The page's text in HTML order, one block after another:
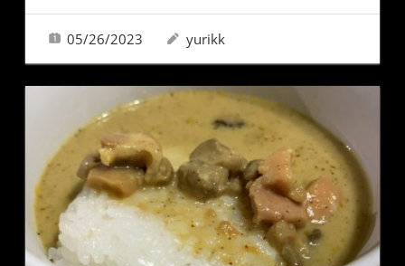
05/26/2023 yurikk